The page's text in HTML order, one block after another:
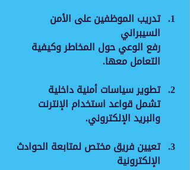
تدريب الموظفين على الأمن
السيبراني
رفع الوعي حول المخاطر وكيفية
التعامل معها.
تطوير سياسات أمنية داخلية
تشمل قواعد استخدام الإنترنت
والبريد الإلكتروني.
تعيين فريق مختص لمتابعة الحوادث
الإلكترونية